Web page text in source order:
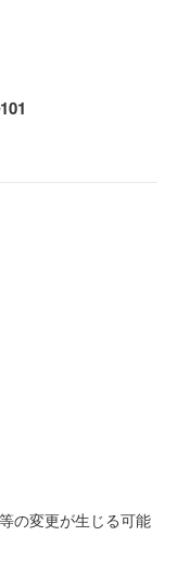
の変更が生じる可能